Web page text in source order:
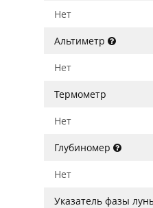
Нет
Альтиметр
Нет
Термометр
Нет
Глубиномер
Нет
Указатель фазы